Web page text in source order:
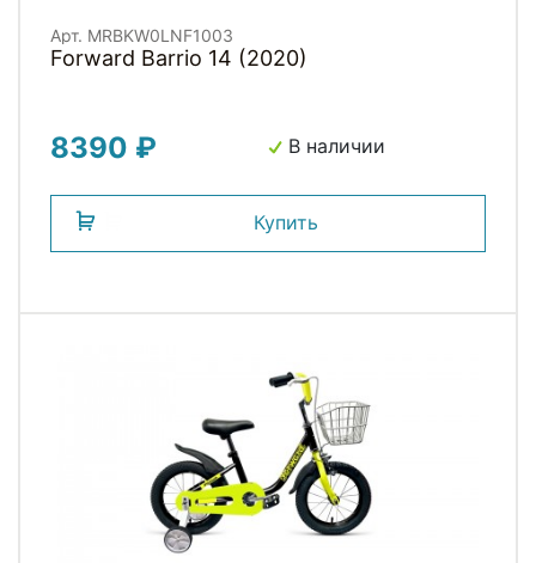
Арт. MRBKW0LNF1003
Forward Barrio 14 (2020)
8390 ₽ В наличии
Купить